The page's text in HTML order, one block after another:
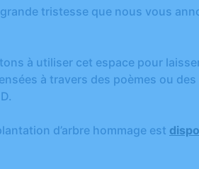
grande tristesse que nous vous
à utiliser cet espace pour
à travers des poèmes ou
d’arbre hommage est